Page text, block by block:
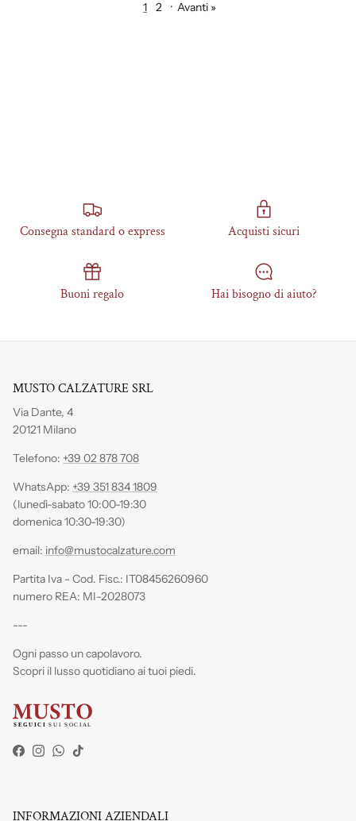
1 2 · Avanti »
Consegna standard o express Acquisti sicuri
Buoni regalo Hai bisogno di aiuto?
MUSTO CALZATURE SRL
Via Dante, 4
20121 Milano
Telefono: +39 02 878 708
WhatsApp: +39 351 834 1809
(lunedì-sabato 10:00-19:30
domenica 10:30-19:30)
email: info@mustocalzature.com
Partita Iva - Cod. Fisc.: IT08456260960
numero REA: MI-2028073
---
Ogni passo un capolavoro.
Scopri il lusso quotidiano ai tuoi piedi.
Facebook
Instagram
WhatsApp
TikTok
INFORMAZIONI AZIENDALI